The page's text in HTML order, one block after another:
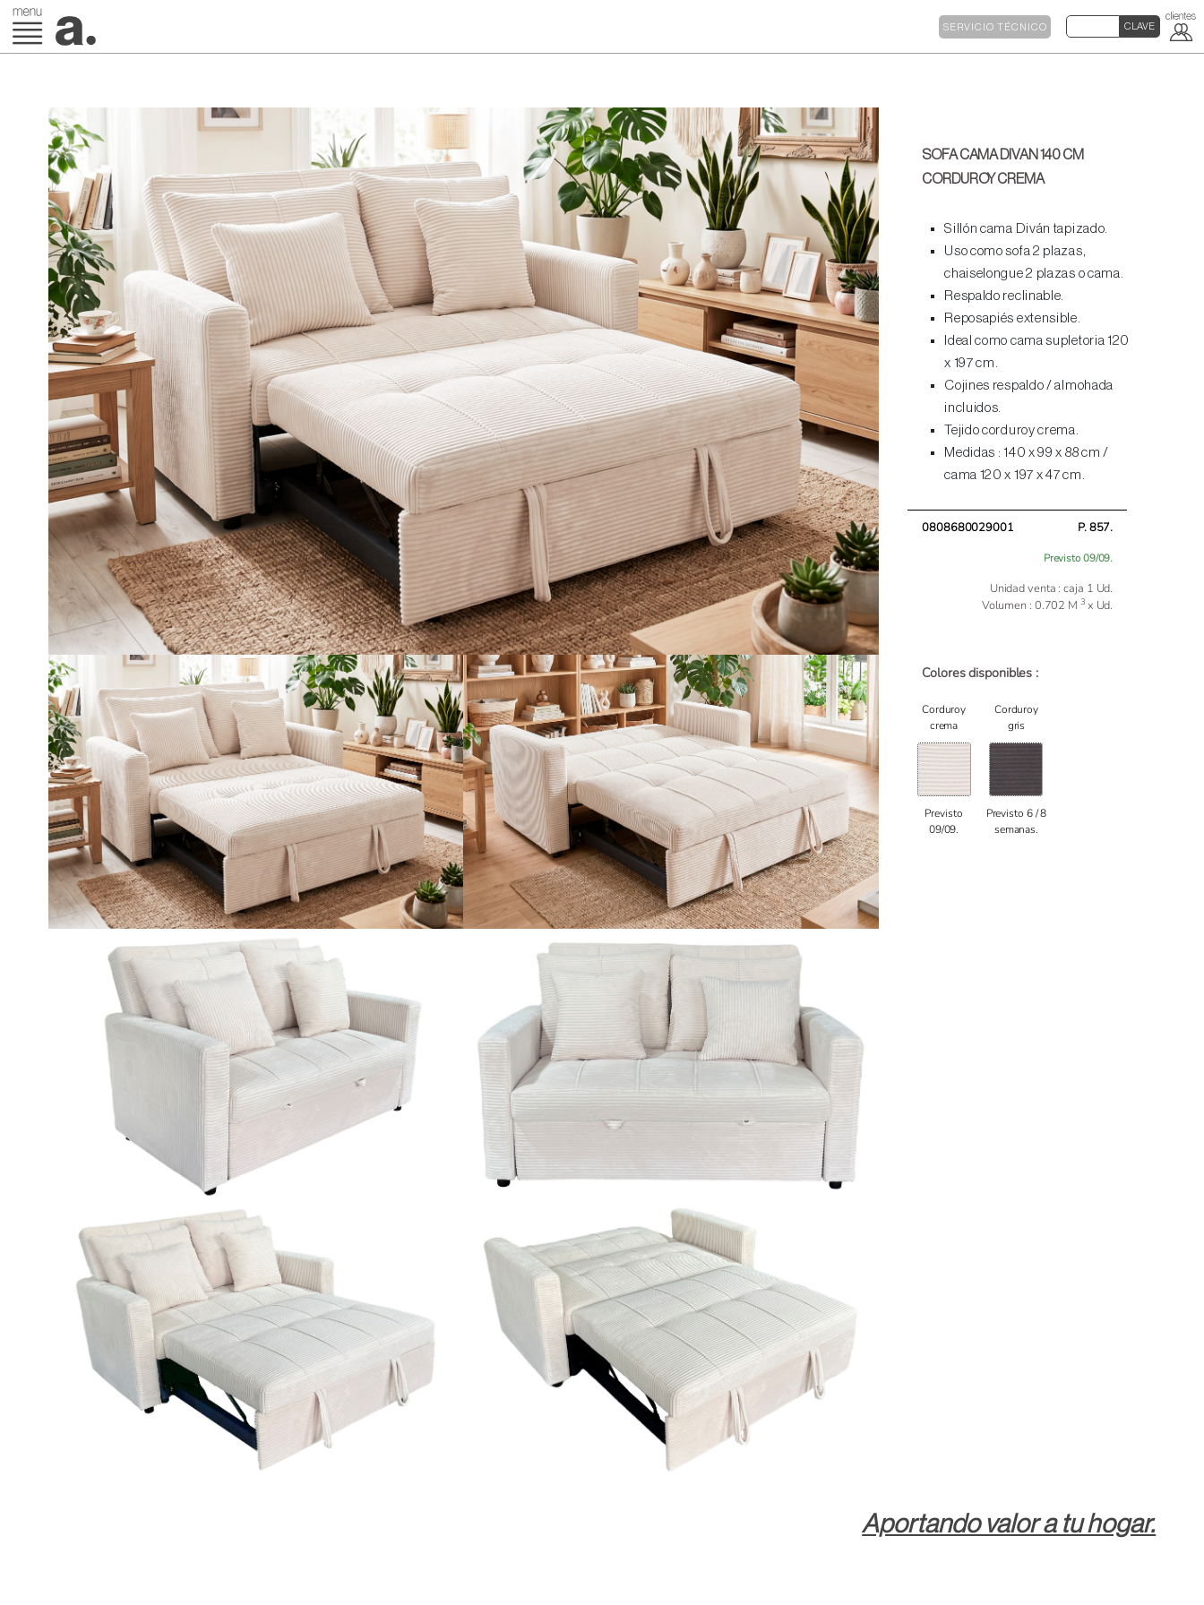
SERVICIO TÉCNICO
SOFA CAMA DIVAN 140 CM
CORDUROY CREMA
Sillón cama Diván tapizado.
Uso como sofa 2 plazas,
chaiselongue 2 plazas o cama.
Respaldo reclinable.
Reposapiés extensible.
Ideal como cama supletoria 120
x 197 cm.
Cojines respaldo / almohada
incluidos.
Tejido corduroy crema.
Medidas : 140 x 99 x 88 cm /
cama 120 x 197 x 47 cm.
0808680029001 P. 857.
Previsto 09/09.
Unidad venta : caja 1 Ud.
Volumen : 0.702 M 3 x Ud.
Colores disponibles :
Corduroy
crema
Previsto
09/09.
Corduroy
gris
Previsto 6 / 8
semanas.
Aportando valor a tu hogar.